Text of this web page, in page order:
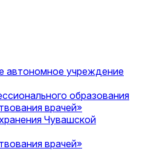
автономное учреждение
образования
врачей»
Чувашской
врачей»